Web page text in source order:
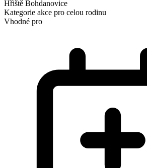
Hřiště Bohdanovice
Kategorie akce pro celou rodinu
Vhodné pro